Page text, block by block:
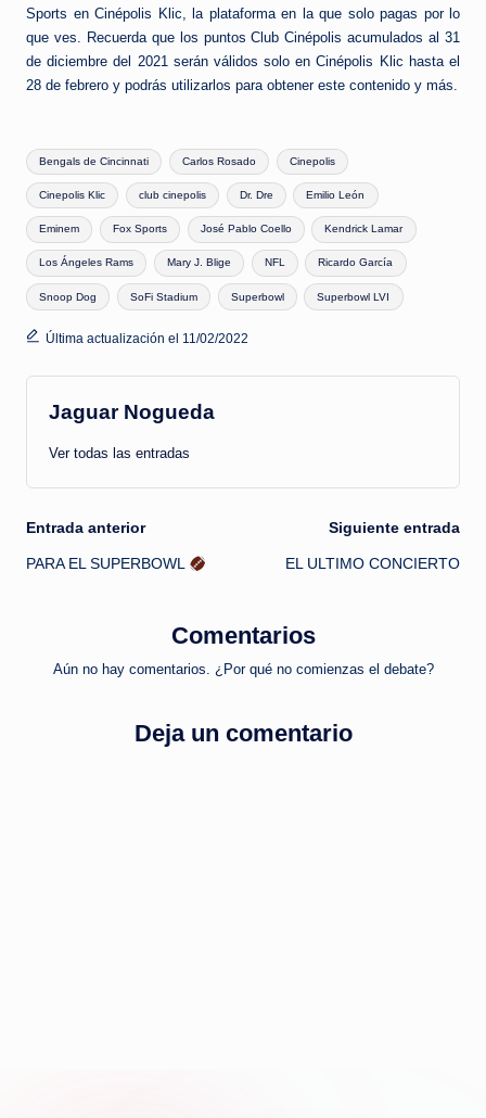
Sports en Cinépolis Klic, la plataforma en la que solo pagas por lo
que ves. Recuerda que los puntos Club Cinépolis acumulados al 31
de diciembre del 2021 serán válidos solo en Cinépolis Klic hasta el
28 de febrero y podrás utilizarlos para obtener este contenido y más.
Etiquetas:
Bengals de Cincinnati Carlos Rosado Cinepolis
Cinepolis Klic club cinepolis Dr. Dre Emilio León
Eminem Fox Sports José Pablo Coello Kendrick Lamar
Los Ángeles Rams Mary J. Blige NFL Ricardo García
Snoop Dog SoFi Stadium Superbowl Superbowl LVI
Última actualización el 11/02/2022
Jaguar Nogueda
Ver todas las entradas
Navegación
de
Entrada anterior
PARA EL SUPERBOWL
Siguiente entrada
EL ULTIMO CONCIERTO
Comentarios
Aún no hay comentarios. ¿Por qué no comienzas el debate?
Deja un comentario